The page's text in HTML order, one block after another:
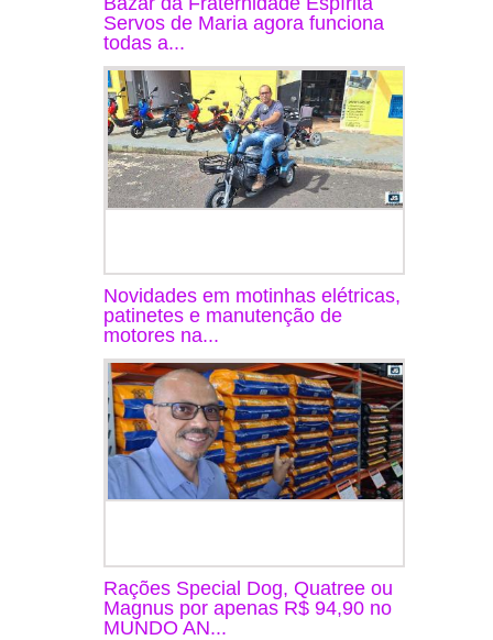
Servos de Maria agora funciona
todas a...
Novidades em motinhas elétricas,
patinetes e manutenção de
motores na...
Rações Special Dog, Quatree ou
Magnus por apenas R$ 94,90 no
MUNDO AN...